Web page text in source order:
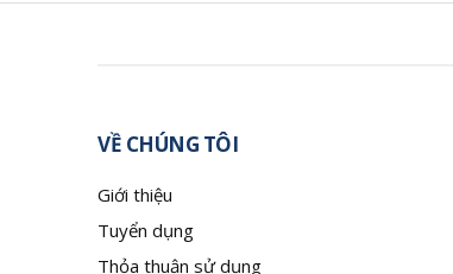
VỀ CHÚNG TÔI
Giới thiệu
Tuyển dụng
Thỏa thuận sử dụng